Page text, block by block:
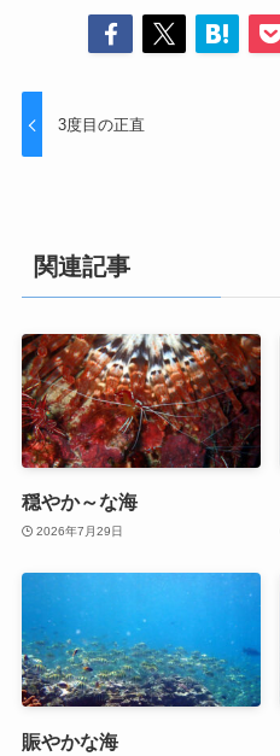
3度目の正直
関連記事
穏やか～な海
2026年7月29日
賑やかな海